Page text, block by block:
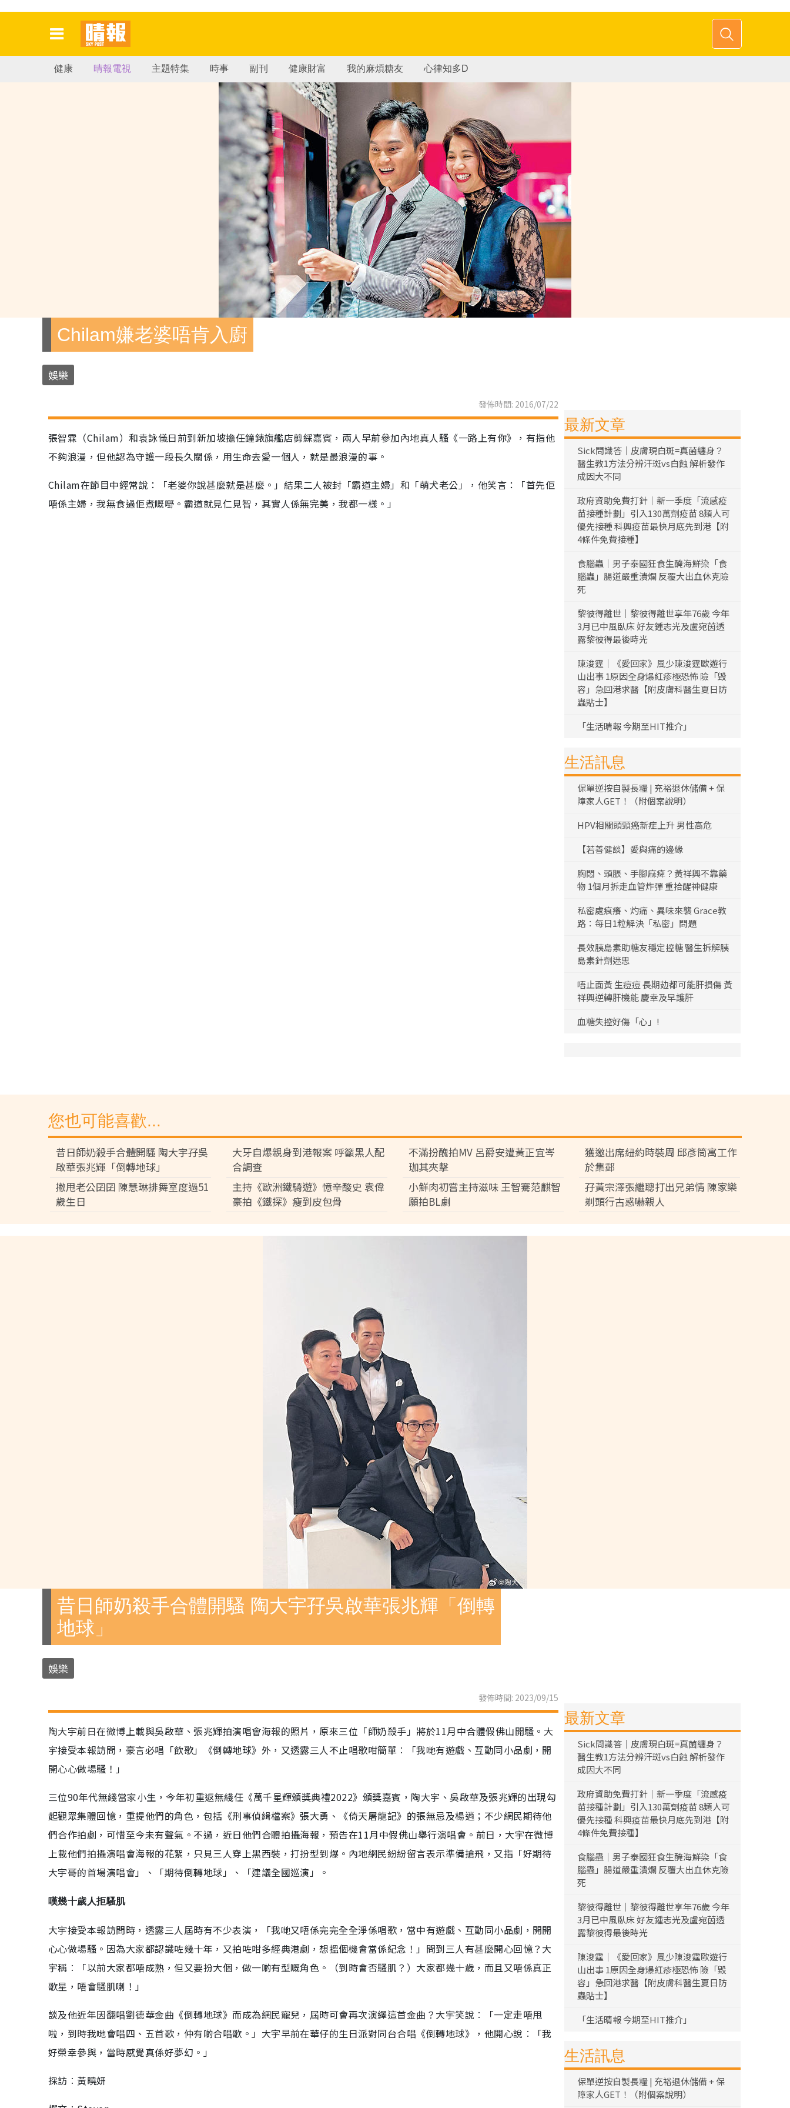
健康 晴報電視 主題特集 時事 副刊 健康財富 我的麻煩糖友 心律知多D
Chilam嫌老婆唔肯入廚
娛樂
發佈時間: 2016/07/22
張智霖（Chilam）和袁詠儀日前到新加坡擔任鐘錶旗艦店剪綵嘉賓，兩人早前參加內地真人騷《一路上有你》，有指他
不夠浪漫，但他認為守護一段長久關係，用生命去愛一個人，就是最浪漫的事。
Chilam在節目中經常說：「老婆你說甚麼就是甚麼。」結果二人被封「霸道主婦」和「萌犬老公」，他笑言：「首先佢
唔係主婦，我無食過佢煮嘅嘢。霸道就見仁見智，其實人係無完美，我都一樣。」
最新文章
Sick問識答｜皮膚現白斑=真菌纏身？
醫生教1方法分辨汗斑vs白蝕 解析發作
成因大不同
政府資助免費打針｜新一季度「流感疫
苗接種計劃」引入130萬劑疫苗 8類人可
優先接種 科興疫苗最快月底先到港【附
4條件免費接種】
食腦蟲｜男子泰國狂食生醃海鮮染「食
腦蟲」腸道嚴重潰爛 反覆大出血休克險
死
黎彼得離世｜黎彼得離世享年76歲 今年
3月已中風臥床 好友鍾志光及盧宛茵透
露黎彼得最後時光
陳浚霆｜《愛回家》風少陳浚霆歐遊行
山出事 1原因全身爆紅疹極恐怖 險「毀
容」急回港求醫【附皮膚科醫生夏日防
蟲貼士】
「生活晴報 今期至HIT推介」
生活訊息
保單逆按自製長糧 | 充裕退休儲備 + 保
障家人GET！（附個案說明）
HPV相關頭頸癌新症上升 男性高危
【若善健談】愛與痛的邊緣
胸悶、頭脹、手腳麻痺？黃祥興不靠藥
物 1個月拆走血管炸彈 重拾醒神健康
私密處痕癢、灼痛、異味來襲 Grace教
路：每日1粒解決「私密」問題
長效胰島素助糖友穩定控糖 醫生拆解胰
島素針劑迷思
唔止面黃 生痘痘 長期攰都可能肝損傷 黃
祥興逆轉肝機能 慶幸及早護肝
血糖失控好傷「心」!
您也可能喜歡...
昔日師奶殺手合體開騷 陶大宇孖吳
啟華張兆輝「倒轉地球」
大牙自爆親身到港報案 呼籲黑人配
合調查
不滿扮醜拍MV 呂爵安遭黃正宜岑
珈其夾擊
獲邀出席紐約時裝周 邱彥筒寓工作
於集郵
撇甩老公囝囝 陳慧琳排舞室度過51
歲生日
主持《歐洲鐵騎遊》憶辛酸史 袁偉
豪拍《鐵探》瘦到皮包骨
小鮮肉初嘗主持滋味 王智騫范麒智
願拍BL劇
孖黃宗澤張繼聰打出兄弟情 陳家樂
剃頭行古惑嚇親人
昔日師奶殺手合體開騷 陶大宇孖吳啟華張兆輝「倒轉
地球」
娛樂
發佈時間: 2023/09/15
陶大宇前日在微博上載與吳啟華、張兆輝拍演唱會海報的照片，原來三位「師奶殺手」將於11月中合體假佛山開騷。大
宇接受本報訪問，豪言必唱「飲歌」《倒轉地球》外，又透露三人不止唱歌咁簡單︰「我哋有遊戲、互動同小品劇，開
開心心做場騷！」
三位90年代無綫當家小生，今年初重返無綫任《萬千星輝頒獎典禮2022》頒獎嘉賓，陶大宇、吳啟華及張兆輝的出現勾
起觀眾集體回憶，重提他們的角色，包括《刑事偵緝檔案》張大勇、《倚天屠龍記》的張無忌及楊逍；不少網民期待他
們合作拍劇，可惜至今未有聲氣。不過，近日他們合體拍攝海報，預告在11月中假佛山舉行演唱會。前日，大宇在微博
上載他們拍攝演唱會海報的花絮，只見三人穿上黑西裝，打扮型到爆。內地網民紛紛留言表示準備搶飛，又指「好期待
大宇哥的首場演唱會」、「期待倒轉地球」、「建議全國巡演」。
嘆幾十歲人拒騷肌
大宇接受本報訪問時，透露三人屆時有不少表演，「我哋又唔係完完全全淨係唱歌，當中有遊戲、互動同小品劇，開開
心心做場騷。因為大家都認識咗幾十年，又拍咗咁多經典港劇，想搵個機會當係紀念！」問到三人有甚麼開心回憶？大
宇稱︰「以前大家都唔成熟，但又要扮大個，做一啲有型嘅角色。（到時會否騷肌？）大家都幾十歲，而且又唔係真正
歌星，唔會騷肌喇！」
談及他近年因翻唱劉德華金曲《倒轉地球》而成為網民寵兒，屆時可會再次演繹這首金曲？大宇笑說︰「一定走唔甩
啦，到時我哋會唱四、五首歌，仲有啲合唱歌。」大宇早前在華仔的生日派對同台合唱《倒轉地球》，他開心說︰「我
好榮幸參與，當時感覺真係好夢幻。」
採訪︰黃曉妍
最新文章
Sick問識答｜皮膚現白斑=真菌纏身？
醫生教1方法分辨汗斑vs白蝕 解析發作
成因大不同
政府資助免費打針｜新一季度「流感疫
苗接種計劃」引入130萬劑疫苗 8類人可
優先接種 科興疫苗最快月底先到港【附
4條件免費接種】
食腦蟲｜男子泰國狂食生醃海鮮染「食
腦蟲」腸道嚴重潰爛 反覆大出血休克險
死
黎彼得離世｜黎彼得離世享年76歲 今年
3月已中風臥床 好友鍾志光及盧宛茵透
露黎彼得最後時光
陳浚霆｜《愛回家》風少陳浚霆歐遊行
山出事 1原因全身爆紅疹極恐怖 險「毀
容」急回港求醫【附皮膚科醫生夏日防
蟲貼士】
「生活晴報 今期至HIT推介」
生活訊息
保單逆按自製長糧 | 充裕退休儲備 + 保
障家人GET！（附個案說明）